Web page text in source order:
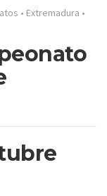
• Extremadura •